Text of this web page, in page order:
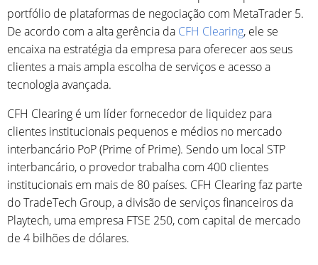
portfólio de plataformas de negociação com MetaTrader 5.
De acordo com a alta gerência da CFH Clearing, ele se
encaixa na estratégia da empresa para oferecer aos seus
clientes a mais ampla escolha de serviços e acesso a
tecnologia avançada.
CFH Clearing é um líder fornecedor de liquidez para
clientes institucionais pequenos e médios no mercado
interbancário PoP (Prime of Prime). Sendo um local STP
interbancário, o provedor trabalha com 400 clientes
institucionais em mais de 80 países. CFH Clearing faz parte
do TradeTech Group, a divisão de serviços financeiros da
Playtech, uma empresa FTSE 250, com capital de mercado
de 4 bilhões de dólares.